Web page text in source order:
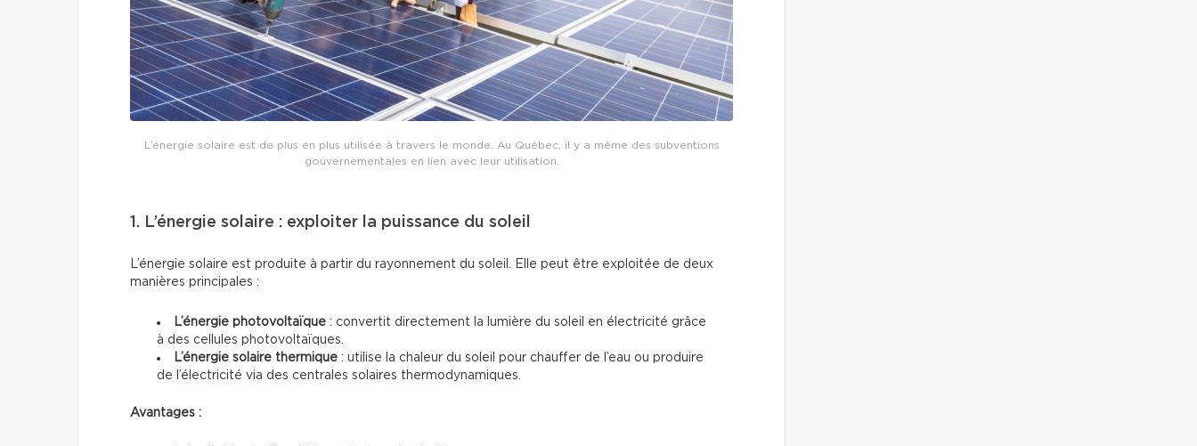
L’énergie solaire est de plus en plus utilisée à travers le monde. Au Québec, il y a même des subventions
gouvernementales en lien avec leur utilisation.
1. L’énergie solaire : exploiter la puissance du soleil
L’énergie solaire est produite à partir du rayonnement du soleil. Elle peut être exploitée de deux
manières principales :
L’énergie photovoltaïque : convertit directement la lumière du soleil en électricité grâce
à des cellules photovoltaïques.
L’énergie solaire thermique : utilise la chaleur du soleil pour chauffer de l’eau ou produire
de l’électricité via des centrales solaires thermodynamiques.
Avantages :